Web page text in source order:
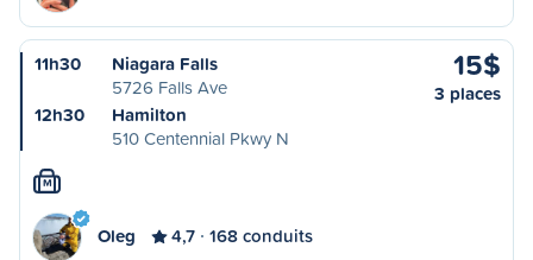
11h30
Niagara Falls
5726 Falls Ave
12h30
Hamilton
510 Centennial Pkwy N
15$
3 places
M
Oleg 4,7 168 conduits